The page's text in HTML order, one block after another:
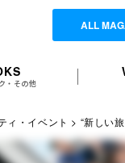
ALL
・その他
ィ・イベント “新しい